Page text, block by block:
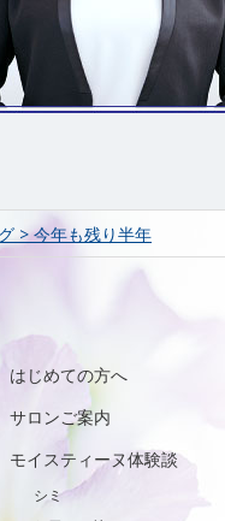
>今年も残り半年
はじめての方へ
サロンご案内
モイスティーヌ体験談
シミ